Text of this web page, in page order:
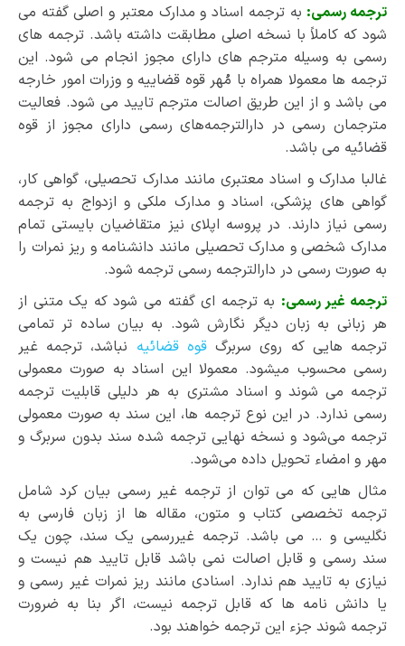
ترجمه رسمی: به ترجمه اسناد و مدارک معتبر و اصلی گفته می
شود که کاملاً با نسخه اصلی مطابقت داشته باشد. ترجمه های
رسمی به وسیله مترجم های دارای مجوز انجام می شود. این
ترجمه ها معمولا همراه با مُهر قوه قضاییه و وزرات امور خارجه
می باشد و از این طریق اصالت مترجم تایید می شود. فعالیت
مترجمان رسمی در دارالترجمه‌های رسمی دارای مجوز از قوه
قضائیه می باشد.
غالبا مدارک و اسناد معتبری مانند مدارک تحصیلی، گواهی کار،
گواهی های پزشکی، اسناد و مدارک ملکی و ازدواج به ترجمه
رسمی نیاز دارند. در پروسه اپلای نیز متقاضیان بایستی تمام
مدارک شخصی و مدارک تحصیلی مانند دانشنامه و ریز نمرات را
به صورت رسمی در دارالترجمه رسمی ترجمه شود.
ترجمه غیر رسمی: به ترجمه ای گفته می شود که یک متنی از
هر زبانی به زبان دیگر نگارش شود. به بیان ساده تر تمامی
ترجمه هایی که روی سربرگقوه قضائیه نباشد، ترجمه غیر
رسمی محسوب میشود. معمولا این اسناد به صورت معمولی
ترجمه می شوند و اسناد مشتری به هر دلیلی قابلیت ترجمه
رسمی ندارد. در این نوع ترجمه ها، این سند به صورت معمولی
ترجمه می‌شود و نسخه نهایی ترجمه شده سند بدون سربرگ و
مهر و امضاء تحویل داده می‌شود.
مثال هایی که می توان از ترجمه غیر رسمی بیان کرد شامل
ترجمه تخصصی کتاب و متون، مقاله ها از زبان فارسی به
نگلیسی و … می باشد. ترجمه غیررسمی یک سند، چون یک
سند رسمی و قابل اصالت نمی باشد قابل تایید هم نیست و
نیازی به تایید هم ندارد. اسنادی مانند ریز نمرات غیر رسمی و
یا دانش نامه ها که قابل ترجمه نیست، اگر بنا به ضرورت
ترجمه شوند جزء این ترجمه خواهند بود.